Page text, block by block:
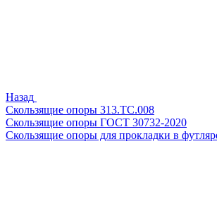
Назад
Скользящие опоры 313.ТС.008
Скользящие опоры ГОСТ 30732-2020
Скользящие опоры для прокладки в